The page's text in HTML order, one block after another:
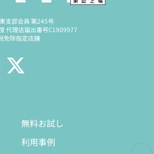
支部会員 第245号
代理店届出番号C1909977
免除指定店舗
無料お試し
利用事例